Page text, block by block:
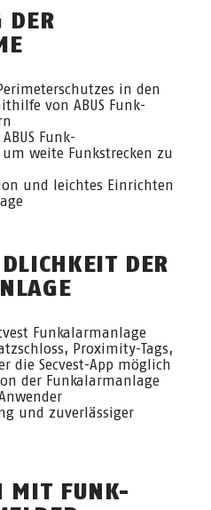
DER
in den
von ABUS Funk-
Funk-
weite Funkstrecken zu
und leichtes Einrichten
DER
Funkalarmanlage
Proximity-Tags,
die Secvest-App möglich
der Funkalarmanlage
und zuverlässiger
MIT FUNK-